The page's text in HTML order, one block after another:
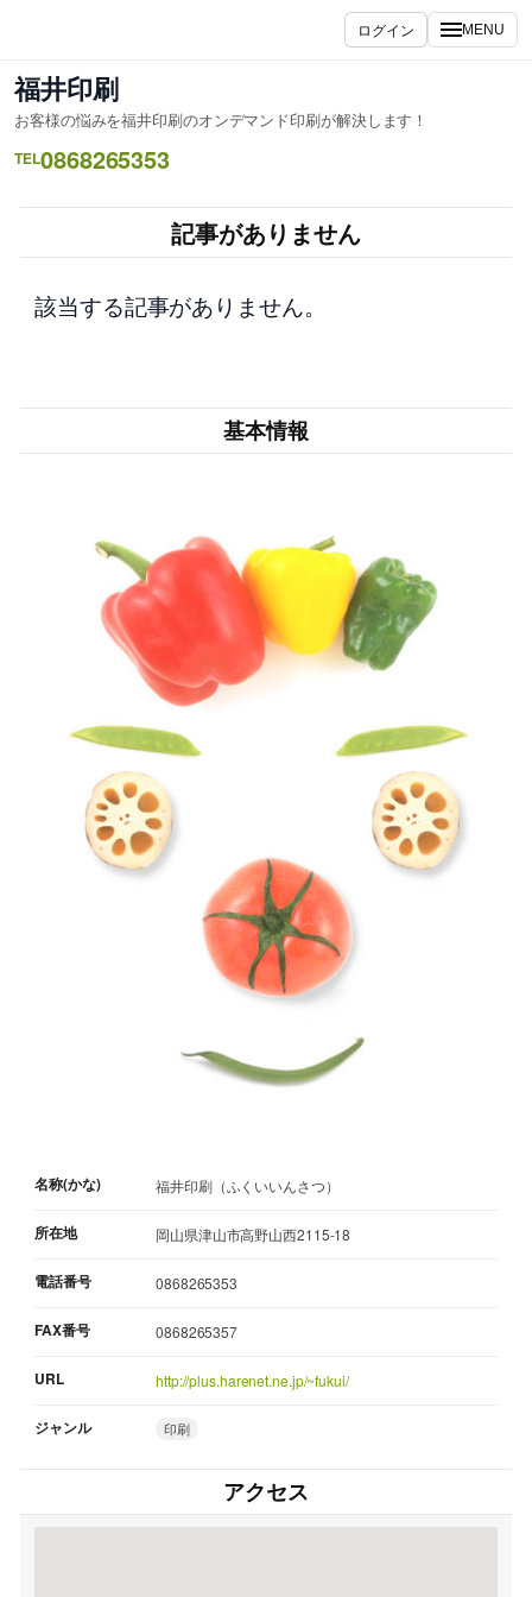
を
ス
キ
ッ
ログイン MENU
福井印刷
お客様の悩みを福井印刷のオンデマンド印刷が解決します！
TEL0868265353
記事がありません
該当する記事がありません。
基本情報
名称(かな) 福井印刷（ふくいいんさつ）
所在地 岡山県津山市高野山西2115-18
電話番号 0868265353
FAX番号 0868265357
URL http://plus.harenet.ne.jp/~fukui/
ジャンル 印刷
アクセス